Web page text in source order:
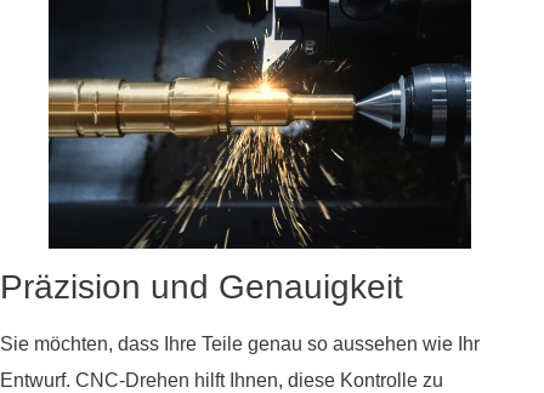
Präzision und Genauigkeit
Sie möchten, dass Ihre Teile genau so aussehen wie Ihr
Entwurf. CNC-Drehen hilft Ihnen, diese Kontrolle zu